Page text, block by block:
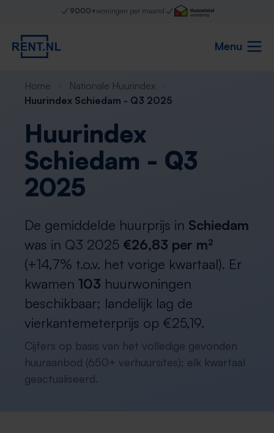
9000+woningen per maand
Menu
Home
Nationale Huurindex
Huurindex Schiedam - Q3 2025
Huurindex
Schiedam - Q3
2025
De gemiddelde huurprijs in Schiedam
was in Q3 2025 €26,83 per m²
(+14,7% t.o.v. het vorige kwartaal). Er
kwamen 103 huurwoningen
beschikbaar; landelijk lag de
vierkantemeterprijs op €25,19.
Cijfers op basis van het volledige gevonden
huuraanbod (650+ verhuursites); elk kwartaal
geactualiseerd.